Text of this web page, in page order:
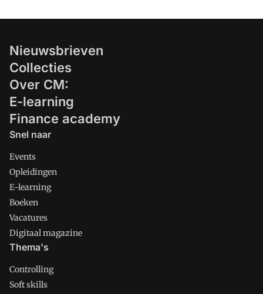
zetten? Met deze oefeningen onthoud je
verhaal en pak je de draad weer snel op
Nieuwsbrieven
Collecties
Over CM:
E-learning
Finance academy
Snel naar
Events
Opleidingen
E-learning
Boeken
Vacatures
Digitaal magazine
Thema's
Controlling
Soft skills